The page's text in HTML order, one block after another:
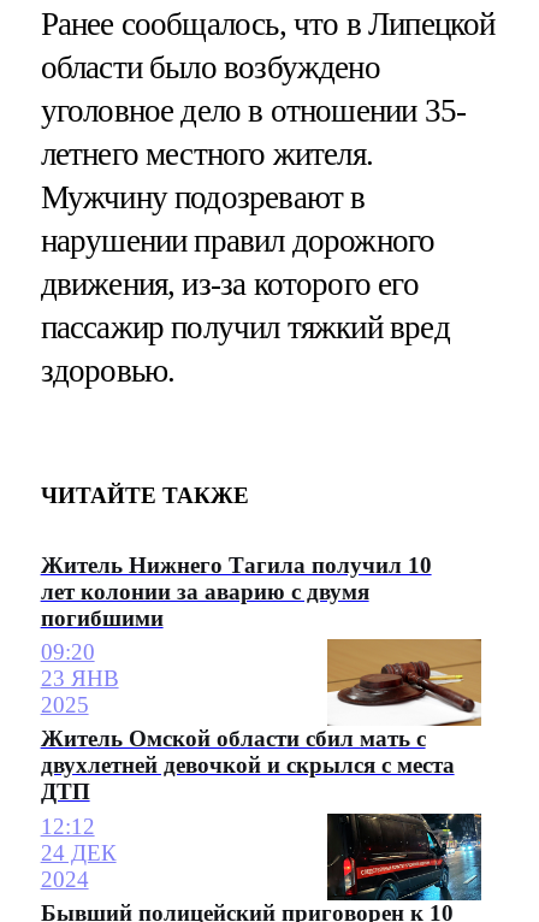
Ранее сообщалось, что в Липецкой
области было возбуждено
уголовное дело в отношении 35-
летнего местного жителя.
Мужчину подозревают в
нарушении правил дорожного
движения, из-за которого его
пассажир получил тяжкий вред
здоровью.
ЧИТАЙТЕ ТАКЖЕ
Житель Нижнего Тагила получил 10
лет колонии за аварию с двумя
погибшими
09:20
23 ЯНВ
2025
Житель Омской области сбил мать с
двухлетней девочкой и скрылся с места
ДТП
12:12
24 ДЕК
2024
Бывший полицейский приговорен к 10